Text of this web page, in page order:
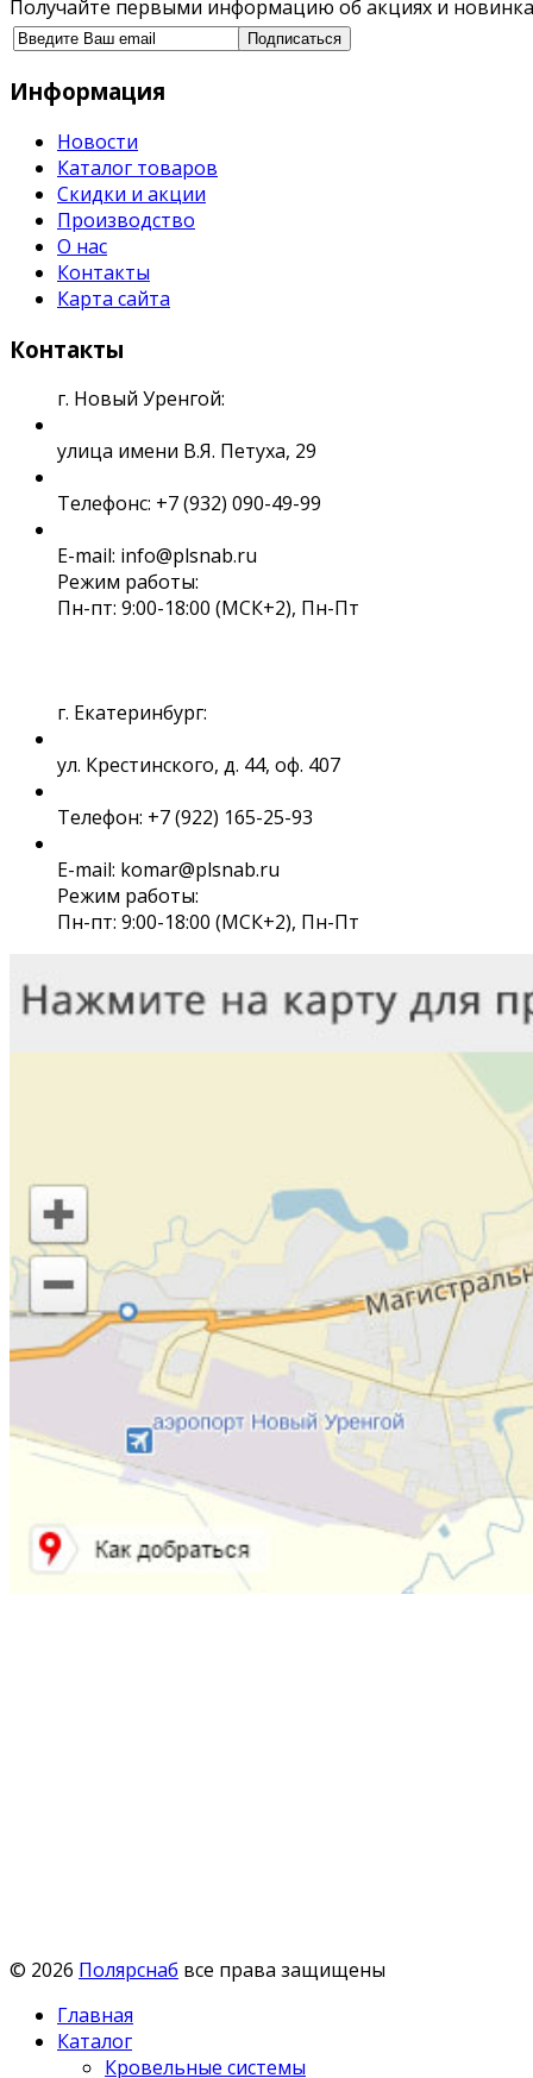
Получайте первыми информацию об акциях и
Информация
Новости
Каталог товаров
Скидки и акции
Производство
О нас
Контакты
Карта сайта
Контакты
г. Новый Уренгой:
улица имени В.Я. Петуха, 29
Телефонс: +7 (932) 090-49-99
E-mail: info@plsnab.ru
Режим работы:
Пн-пт: 9:00-18:00 (МСК+2), Пн-Пт
г. Екатеринбург:
ул. Крестинского, д. 44, оф. 407
Телефон: +7 (922) 165-25-93
E-mail: komar@plsnab.ru
Режим работы:
Пн-пт: 9:00-18:00 (МСК+2), Пн-Пт
© 2026 Полярснаб все права защищены
Главная
Каталог
Кровельные системы